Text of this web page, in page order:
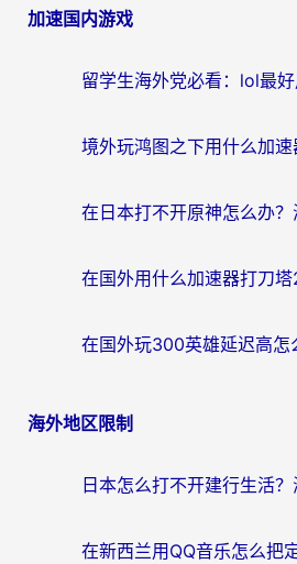
加速国内游戏
海外地区限制